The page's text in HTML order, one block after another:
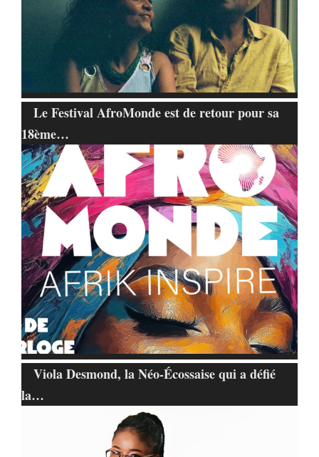
Le Festival AfroMonde est de retour pour sa
18ème…
Viola Desmond, la Néo-Écossaise qui a défié
la…